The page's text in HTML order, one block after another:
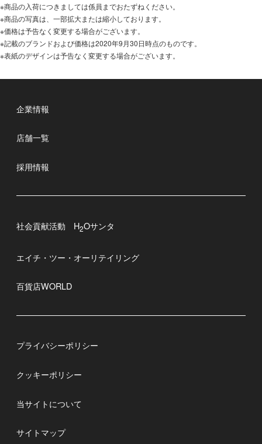
※商品の入荷につきましては係員までおたずねください。
※商品の写真は、一部拡大または縮小しております。
※価格は予告なく変更する場合がございます。
※記載のブランドおよび価格は2020年9月30日時点のものです。
※表紙のデザインは予告なく変更する場合がございます。
企業情報
店舗一覧
採用情報
社会貢献活動 H2Oサンタ
エイチ・ツー・オーリテイリング
百貨店WORLD
プライバシーポリシー
クッキーポリシー
当サイトについて
サイトマップ